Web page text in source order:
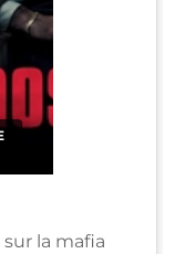
la mafia